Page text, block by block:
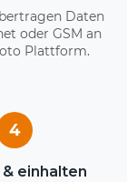
Daten
oder GSM an
Plattform.
4
einhalten